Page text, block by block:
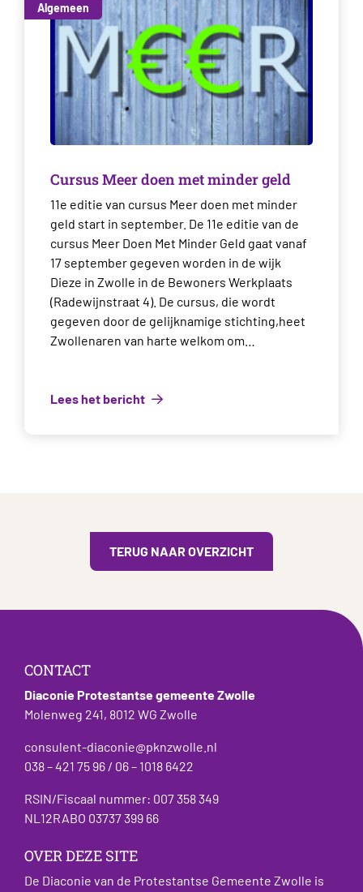
Algemeen
Cursus Meer doen met minder geld
11e editie van cursus Meer doen met minder
geld start in september. De 11e editie van de
cursus Meer Doen Met Minder Geld gaat vanaf
17 september gegeven worden in de wijk
Dieze in Zwolle in de Bewoners Werkplaats
(Radewijnstraat 4). De cursus, die wordt
gegeven door de gelijknamige stichting,heet
Zwollenaren van harte welkom om…
Lees het bericht
TERUG NAAR OVERZICHT
CONTACT
Diaconie Protestantse gemeente Zwolle
Molenweg 241, 8012 WG Zwolle
consulent-diaconie@pknzwolle.nl
038 – 421 75 96 / 06 – 1018 6422
RSIN/Fiscaal nummer: 007 358 349
NL12RABO 03737 399 66
OVER DEZE SITE
De Diaconie van de Protestantse Gemeente Zwolle is